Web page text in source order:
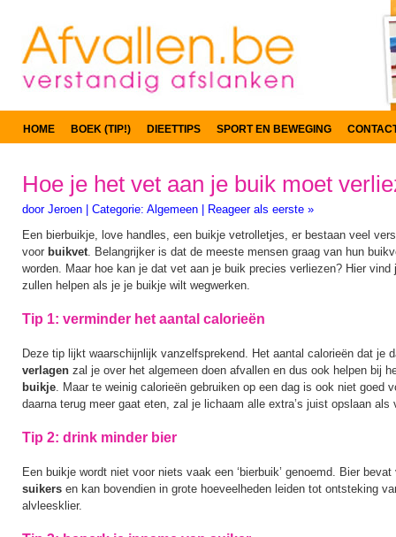
HOME BOEK (TIP!) DIEETTIPS SPORT EN BEWEGING
Hoe je het vet aan je buik moet
door Jeroen Categorie: Algemeen
Reageer als eerste »
Een bierbuikje, love handles, een buikje vetrolletjes, er bestaan veel
voor buikvet. Belangrijker is dat de meeste mensen graag van hun
worden. Maar hoe kan je dat vet aan je buik precies verliezen? Hier
zullen helpen als je je buikje wilt wegwerken.
Tip 1: verminder het aantal calorieën
Deze tip lijkt waarschijnlijk vanzelfsprekend. Het aantal calorieën dat je
verlagen zal je over het algemeen doen afvallen en dus ook helpen bij
buikje. Maar te weinig calorieën gebruiken op een dag is ook niet goed
daarna terug meer gaat eten, zal je lichaam alle extra’s juist opslaan als
Tip 2: drink minder bier
Een buikje wordt niet voor niets vaak een ‘bierbuik’ genoemd. Bier bevat
suikers en kan bovendien in grote hoeveelheden leiden tot ontsteking
alvleesklier.